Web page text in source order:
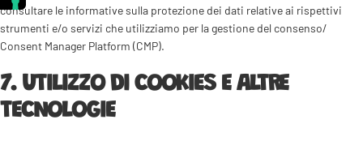
consultare le informative sulla protezione dei dati relative ai rispettivi
strumenti e/o servizi che utilizziamo per la gestione del consenso/
Consent Manager Platform (CMP).
7. UTILIZZO DI COOKIES E ALTRE
TECNOLOGIE